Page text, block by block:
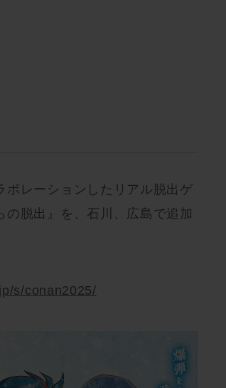
ボレーションしたリアル脱出ゲ
脱出』を、石川、広島で追加
s/conan2025/